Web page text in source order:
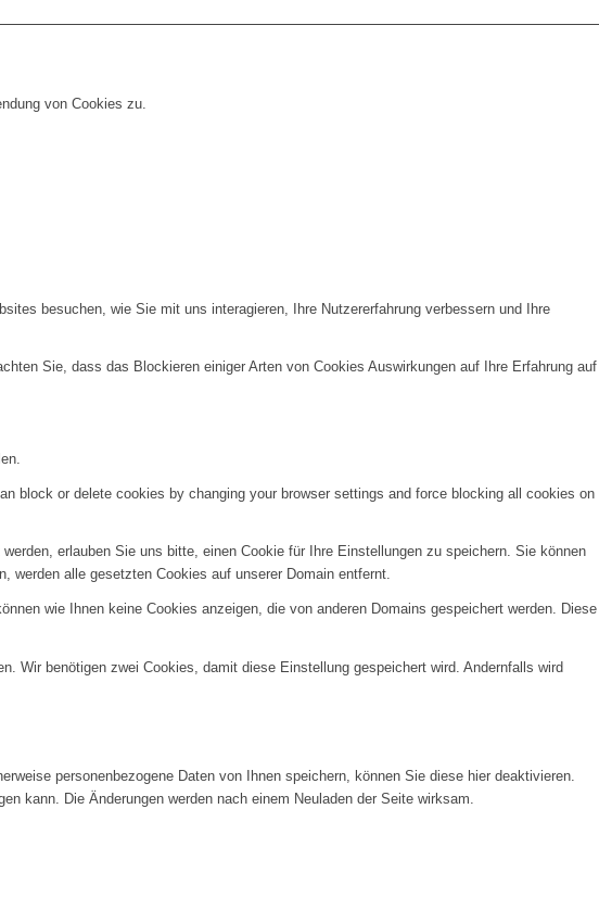
von Cookies zu.
besuchen, wie Sie mit uns interagieren, Ihre Nutzererfahrung verbessern und Ihre
Sie, dass das Blockieren einiger Arten von Cookies Auswirkungen auf Ihre Erfahrung auf
block or delete cookies by changing your browser settings and force blocking all cookies on
erlauben Sie uns bitte, einen Cookie für Ihre Einstellungen zu speichern. Sie können
werden alle gesetzten Cookies auf unserer Domain entfernt.
wie Ihnen keine Cookies anzeigen, die von anderen Domains gespeichert werden. Diese
Wir benötigen zwei Cookies, damit diese Einstellung gespeichert wird. Andernfalls wird
personenbezogene Daten von Ihnen speichern, können Sie diese hier deaktivieren.
kann. Die Änderungen werden nach einem Neuladen der Seite wirksam.